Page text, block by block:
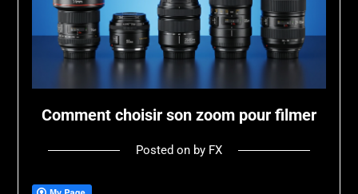
Comment choisir son zoom pour filmer
Posted on by FX